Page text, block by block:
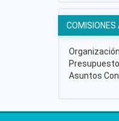
COMISIONES
Asuntos